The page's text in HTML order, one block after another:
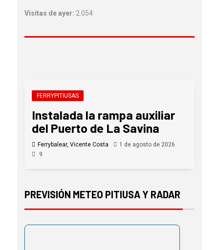
Visitas de ayer: 2.054
FERRYPITIUSAS
Instalada la rampa auxiliar
del Puerto de La Savina
Ferrybalear, Vicente Costa
1 de agosto de 2026
9
PREVISIÓN METEO PITIUSA Y RADAR